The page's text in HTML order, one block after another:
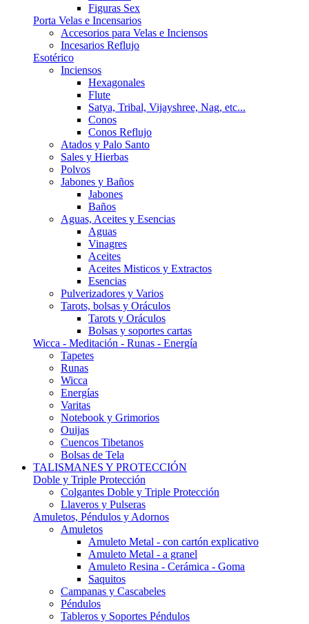
Figuras Sex
Porta Velas e Incensarios
Accesorios para Velas e Inciensos
Incesarios Reflujo
Esotérico
Inciensos
Hexagonales
Flute
Satya, Tribal, Vijayshree, Nag, etc...
Conos
Conos Reflujo
Atados y Palo Santo
Sales y Hierbas
Polvos
Jabones y Baños
Jabones
Baños
Aguas, Aceites y Esencias
Aguas
Vinagres
Aceites
Aceites Misticos y Extractos
Esencias
Pulverizadores y Varios
Tarots, bolsas y Oráculos
Tarots y Oráculos
Bolsas y soportes cartas
Wicca - Meditación - Runas - Energía
Tapetes
Runas
Wicca
Energías
Varitas
Notebook y Grimorios
Ouijas
Cuencos Tibetanos
Bolsas de Tela
TALISMANES Y PROTECCIÓN
Doble y Triple Protección
Colgantes Doble y Triple Protección
Llaveros y Pulseras
Amuletos, Péndulos y Adornos
Amuletos
Amuleto Metal - con cartón explicativo
Amuleto Metal - a granel
Amuleto Resina - Cerámica - Goma
Saquitos
Campanas y Cascabeles
Péndulos
Tableros y Soportes Péndulos